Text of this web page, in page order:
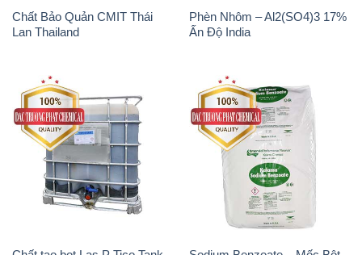
Magie Clorua – MGCL2 Dạng
Vảy Shreeji Magnesia Works
Ấn Độ India
Phèn Nhôm – Al2(SO4)3 17%
Trung Quốc China